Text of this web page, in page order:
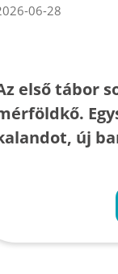
06-28
első tábor
új